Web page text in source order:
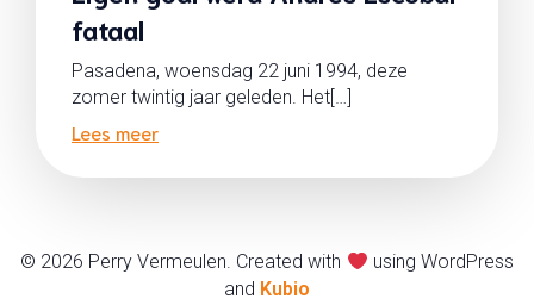
fataal
Pasadena, woensdag 22 juni 1994, deze
zomer twintig jaar geleden. Het[…]
Lees meer
© 2026 Perry Vermeulen. Created with
using WordPress
and Kubio